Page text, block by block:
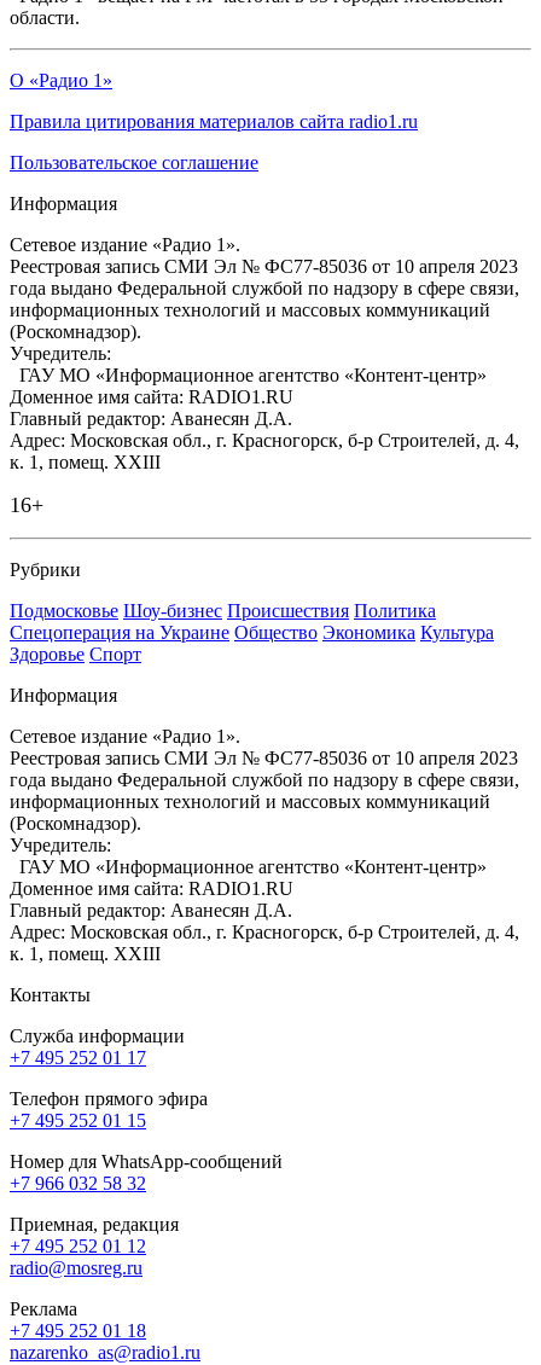
области.
О «Радио 1»
Правила цитирования материалов сайта radio1.ru
Пользовательское соглашение
Информация
Сетевое издание «Радио 1».
Реестровая запись СМИ Эл № ФС77-85036 от 10 апреля 2023
года выдано Федеральной службой по надзору в сфере связи,
информационных технологий и массовых коммуникаций
(Роскомнадзор).
Учредитель:
ГАУ МО «Информационное агентство «Контент-центр»
Доменное имя сайта: RADIO1.RU
Главный редактор: Аванесян Д.А.
Адрес: Московская обл., г. Красногорск, б-р Строителей, д. 4,
к. 1, помещ. XXIII
16+
Рубрики
Подмосковье Шоу-бизнес Происшествия Политика
Спецоперация на Украине Общество Экономика Культура
Здоровье Спорт
Информация
Сетевое издание «Радио 1».
Реестровая запись СМИ Эл № ФС77-85036 от 10 апреля 2023
года выдано Федеральной службой по надзору в сфере связи,
информационных технологий и массовых коммуникаций
(Роскомнадзор).
Учредитель:
ГАУ МО «Информационное агентство «Контент-центр»
Доменное имя сайта: RADIO1.RU
Главный редактор: Аванесян Д.А.
Адрес: Московская обл., г. Красногорск, б-р Строителей, д. 4,
к. 1, помещ. XXIII
Контакты
Служба информации
+7 495 252 01 17
Телефон прямого эфира
+7 495 252 01 15
Номер для WhatsApp-сообщений
+7 966 032 58 32
Приемная, редакция
+7 495 252 01 12
radio@mosreg.ru
Реклама
+7 495 252 01 18
nazarenko_as@radio1.ru